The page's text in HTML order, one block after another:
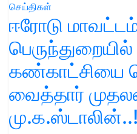
செய்திகள்
ஈரோடு
கண்காட்சியை
வைத்தார்